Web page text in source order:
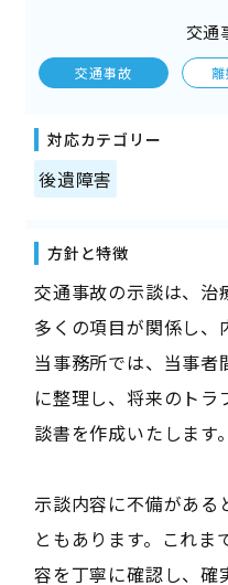
交通
交通事故
対応カテゴリー
後遺障害
方針と特徴
交通事故の示談は、治
多くの項目が関係し、
当事務所では、当事
に整理し、将来のト
談書を作成いたします。
示談内容に不備がある
ともあります。これ
容を丁寧に確認し、確